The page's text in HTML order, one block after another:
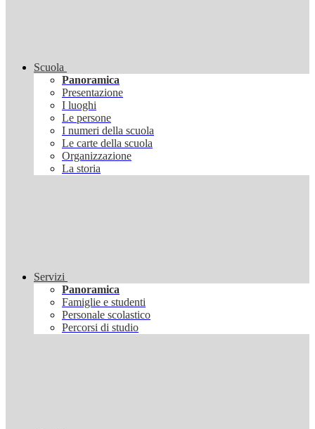
Scuola
Panoramica
Presentazione
I luoghi
Le persone
I numeri della scuola
Le carte della scuola
Organizzazione
La storia
Servizi
Panoramica
Famiglie e studenti
Personale scolastico
Percorsi di studio